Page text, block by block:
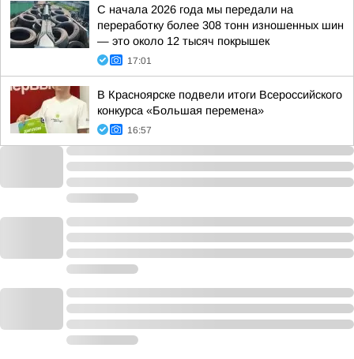
С начала 2026 года мы передали на
переработку более 308 тонн изношенных шин
— это около 12 тысяч покрышек
17:01
В Красноярске подвели итоги Всероссийского
конкурса «Большая перемена»
16:57